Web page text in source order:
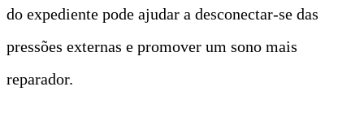
do expediente pode ajudar a desconectar-se das
pressões externas e promover um sono mais
reparador.